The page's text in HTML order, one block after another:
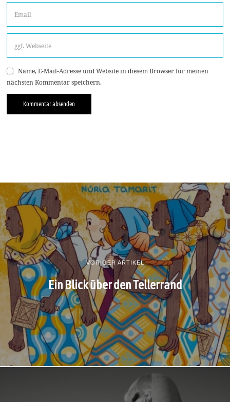
Name, E-Mail-Adresse und Website in diesem Browser für meinen
nächsten Kommentar speichern.
VORIGER ARTIKEL
Ein Blick über den Tellerrand